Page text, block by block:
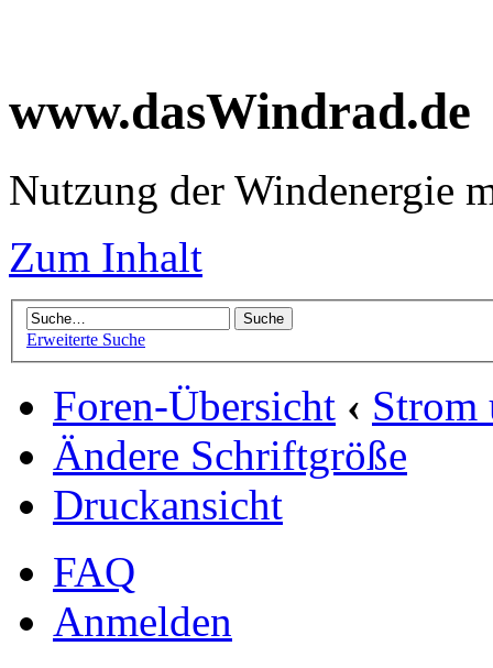
www.dasWindrad.de
Nutzung der Windenergie
Zum Inhalt
Erweiterte Suche
Foren-Übersicht ‹ Strom
Ändere Schriftgröße
Druckansicht
FAQ
Anmelden